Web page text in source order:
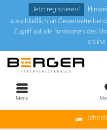
Jetzt registrieren!
ausschließlich an
Zugriff auf alle Funktionen des
online
Menü